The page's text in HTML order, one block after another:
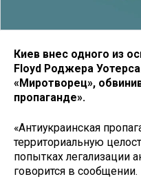
Киев внес одного из
Floyd Роджера
«Миротворец»,
пропаганде».
«Антиукраинская
территориальную
попытках легализации
говорится в сообщении.